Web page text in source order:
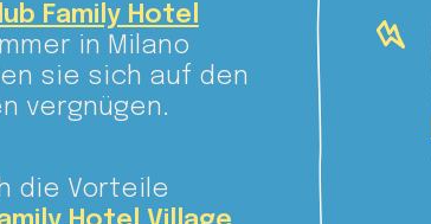
Family Hotel
in Milano
sie sich auf den
vergnügen.
die Vorteile